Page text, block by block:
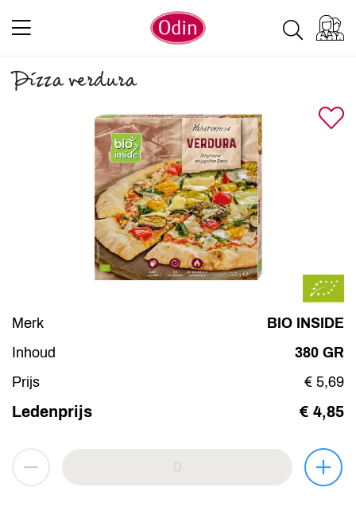
Pizza verdura
Merk
BIO INSIDE
Inhoud
380 GR
Prijs
€ 5,69
Ledenprijs € 4,85